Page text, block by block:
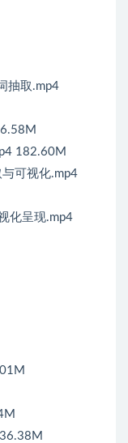
抽取.mp4
182.60M
可视化.mp4
化呈现.mp4